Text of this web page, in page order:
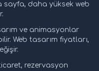
sayfa, daha yüksek web
ve animasyonlar
Web tasarım fiyatları,
rezervasyon